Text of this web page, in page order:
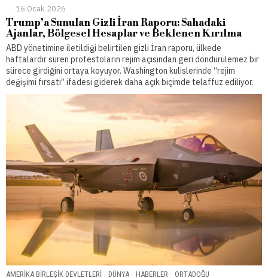
16 Ocak 2026
Trump’a Sunulan Gizli İran Raporu: Sahadaki
Ajanlar, Bölgesel Hesaplar ve Beklenen Kırılma
ABD yönetimine iletildiği belirtilen gizli İran raporu, ülkede
haftalardır süren protestoların rejim açısından geri döndürülemez bir
sürece girdiğini ortaya koyuyor. Washington kulislerinde “rejim
değişimi fırsatı” ifadesi giderek daha açık biçimde telaffuz ediliyor.
AMERIKA BIRLEŞIK DEVLETLERI · DÜNYA · HABERLER · ORTADOĞU ·